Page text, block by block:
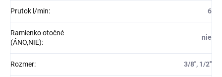
Prutok l/min: 6
Ramienko otočné
(ÁNO,NIE):
nie
Rozmer: 3/8'', 1/2''